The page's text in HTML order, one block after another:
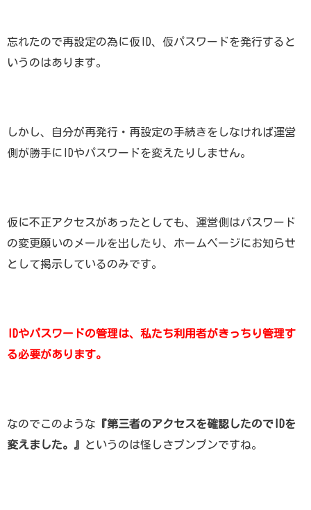
忘れたので再設定の為に仮ID、仮パスワードを発行すると
いうのはあります。
しかし、自分が再発行・再設定の手続きをしなければ運営
側が勝手にIDやパスワードを変えたりしません。
仮に不正アクセスがあったとしても、運営側はパスワード
の変更願いのメールを出したり、ホームページにお知らせ
として掲示しているのみです。
IDやパスワードの管理は、私たち利用者がきっちり管理す
る必要があります。
なのでこのような 『第三者のアクセスを確認したのでIDを
変えました。』
というのは怪しさプンプンですね。